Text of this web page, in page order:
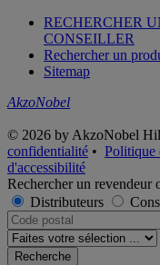
RECHERCHER
CONSEILLER
Rechercher un
Sitemap
AkzoNobel
© 2026 by AkzoNobel
confidentialité • Politique
d'accessibilité
Rechercher un revendeur
Distributeurs